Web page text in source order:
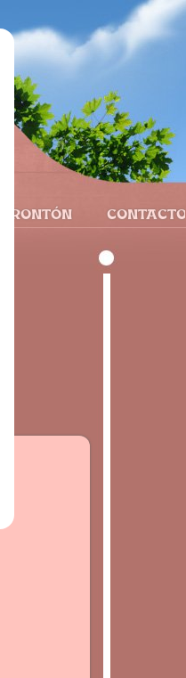
CONTACTO